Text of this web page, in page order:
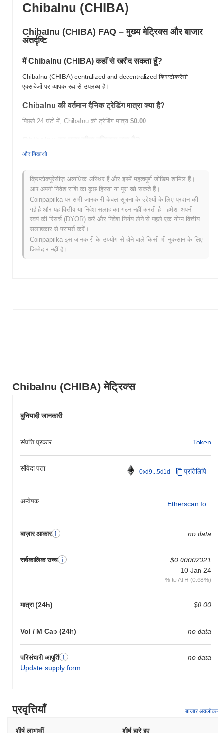
ChibaInu (CHIBA) मेट्रिक्स
बुनियादी जानकारी
संपत्ति प्रकार Token
संविदा पता 0xd9...5d1d प्रतिलिपि
अन्वेषक Etherscan.io
बाज़ार आकार no data
सर्वकालिक उच्च
$0.00002021
10 Jan 24
% to ATH (0.68%)
मात्रा (24h) $0.00
Vol / M Cap (24h) no data
परिसंचारी आपूर्ति
Update supply form
no data
ChibaInu (CHIBA)
ChibaInu (CHIBA) FAQ – मुख्य मेट्रिक्स और बाजार
अंतर्दृष्टि
मैं ChibaInu (CHIBA) कहाँ से खरीद सकता हूँ?
ChibaInu (CHIBA) centralized and decentralized क्रिप्टोकरेंसी
एक्सचेंजों पर व्यापक रूप से उपलब्ध है।
ChibaInu की वर्तमान दैनिक ट्रेडिंग मात्रा क्या है?
पिछले 24 घंटों में, ChibaInu की ट्रेडिंग मात्रा $0.00 .
सर्वकालिक उच्च (ATH):
ChibaInu वर्तमान में अपने ATH से नीचे कारोबार कर रहा है .
व्यापक क्रिप्टो बाजार की तुलना में ChibaInu कैसा प्रदर्शन कर
रहा है?
पिछले 7 दिनों में, ChibaInu ने
की गिरावट दर्ज की से बेहतर प्रदर्शन किया। यह व्यापक बाजार गति के सापेक्ष
CHIBA की मूल्य कार्रवाई में मजबूत प्रदर्शन का संकेत देता है।
और दिखाओ
क्रिप्टोक्यूरेंसीज़ अत्यधिक अस्थिर हैं और इनमें महत्वपूर्ण जोखिम शामिल हैं।
आप अपनी निवेश राशि का कुछ हिस्सा या पूरा खो सकते हैं।
Coinpaprika पर सभी जानकारी केवल सूचना के उद्देश्यों के लिए प्रदान की
गई है और यह वित्तीय या निवेश सलाह का गठन नहीं करती है। हमेशा अपनी
स्वयं की रिसर्च (DYOR) करें और निवेश निर्णय लेने से पहले एक योग्य वित्तीय
सलाहकार से परामर्श करें।
Coinpaprika इस जानकारी के उपयोग से होने वाले किसी भी नुकसान के लिए
जिम्मेदार नहीं है।
प्रवृत्तियाँ बाजार
शीर्ष लाभार्थी शीर्ष हारे हुए